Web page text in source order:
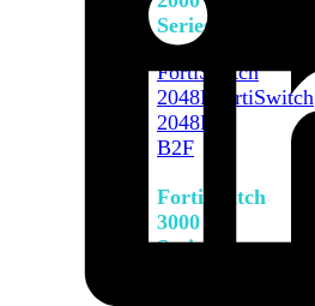
Series
FortiSwitch
2048F
FortiSwitch
2048F-
B2F
FortiSwitch
3000
Series